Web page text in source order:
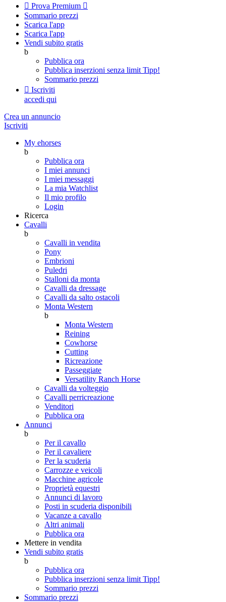
 Prova Premium 
Sommario prezzi
Scarica l'app
Scarica l'app
Vendi subito gratis
b
Pubblica ora
Pubblica inserzioni senza limit Tipp!
Sommario prezzi
 Iscriviti
accedi qui
Crea un annuncio
Iscriviti
My ehorses
b
Pubblica ora
I miei annunci
I miei messaggi
La mia Watchlist
Il mio profilo
Login
Ricerca
Cavalli
b
Cavalli in vendita
Pony
Embrioni
Puledri
Stalloni da monta
Cavalli da dressage
Cavalli da salto ostacoli
Monta Western
b
Monta Western
Reining
Cowhorse
Cutting
Ricreazione
Passeggiate
Versatility Ranch Horse
Cavalli da volteggio
Cavalli perricreazione
Venditori
Pubblica ora
Annunci
b
Per il cavallo
Per il cavaliere
Per la scuderia
Carrozze e veicoli
Macchine agricole
Proprietà equestri
Annunci di lavoro
Posti in scuderia disponibili
Vacanze a cavallo
Altri animali
Pubblica ora
Mettere in vendita
Vendi subito gratis
b
Pubblica ora
Pubblica inserzioni senza limit Tipp!
Sommario prezzi
Sommario prezzi